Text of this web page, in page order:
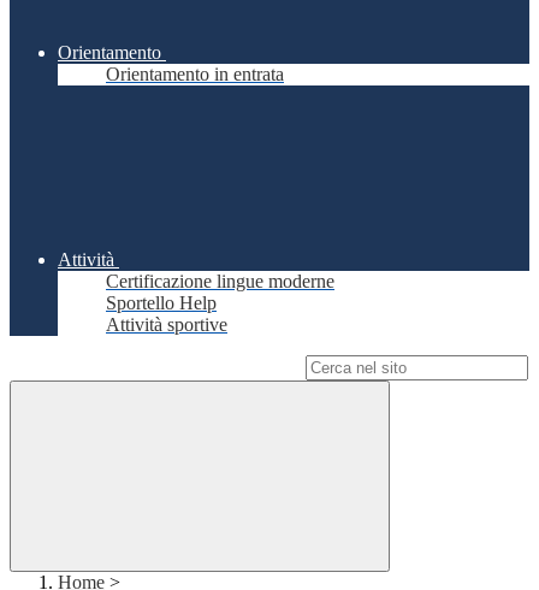
Orientamento
Orientamento in entrata
Attività
Certificazione lingue moderne
Sportello Help
Attività sportive
Home >